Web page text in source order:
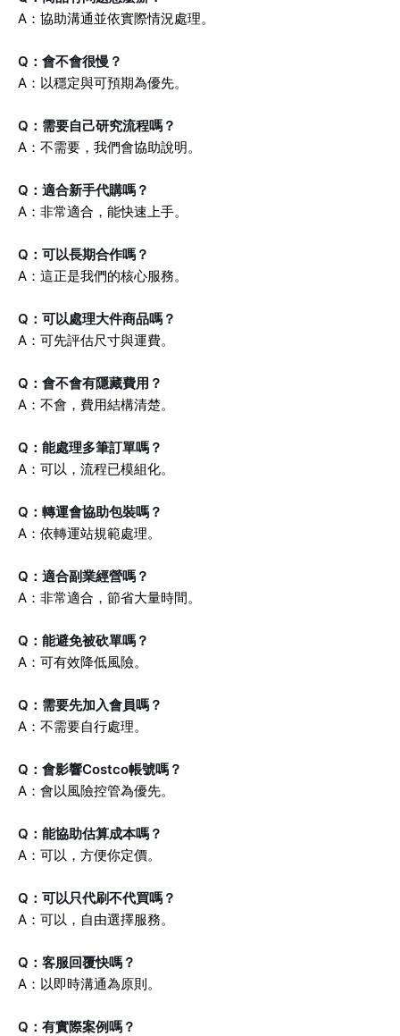
A：協助溝通並依實際情況處理。
Q：會不會很慢？
A：以穩定與可預期為優先。
Q：需要自己研究流程嗎？
A：不需要，我們會協助說明。
Q：適合新手代購嗎？
A：非常適合，能快速上手。
Q：可以長期合作嗎？
A：這正是我們的核心服務。
Q：可以處理大件商品嗎？
A：可先評估尺寸與運費。
Q：會不會有隱藏費用？
A：不會，費用結構清楚。
Q：能處理多筆訂單嗎？
A：可以，流程已模組化。
Q：轉運會協助包裝嗎？
A：依轉運站規範處理。
Q：適合副業經營嗎？
A：非常適合，節省大量時間。
Q：能避免被砍單嗎？
A：可有效降低風險。
Q：需要先加入會員嗎？
A：不需要自行處理。
Q：會影響Costco帳號嗎？
A：會以風險控管為優先。
Q：能協助估算成本嗎？
A：可以，方便你定價。
Q：可以只代刷不代買嗎？
A：可以，自由選擇服務。
Q：客服回覆快嗎？
A：以即時溝通為原則。
Q：有實際案例嗎？